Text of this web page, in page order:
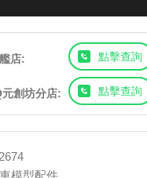
店: 點擊查詢
創坊分店: 點擊查詢
模型配件